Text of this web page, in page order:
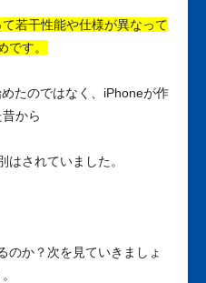
若干性能や仕様が異なって
です。
たのではなく、iPhoneが作
から
はされていました。
のか？次を見ていきましょ